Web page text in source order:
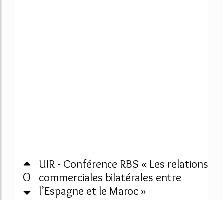
0
UIR - Conférence RBS « Les relations
commerciales bilatérales entre
l’Espagne et le Maroc »